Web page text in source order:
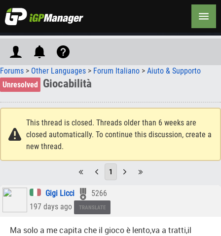
Forums > Other Languages > Forum Italiano > Aiuto & Supporto
Unresolved
Giocabilità
This thread is closed. Threads older than 6 weeks are
closed automatically. To continue this discussion, create a
new thread.
1
Gigi Licci
5266
197 days ago
TRANSLATE
Ma solo a me capita che il gioco è lento,va a tratti,il